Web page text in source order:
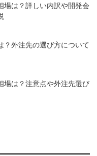
場は？詳しい内訳や開発会
？外注先の選び方について
場は？注意点や外注先選び